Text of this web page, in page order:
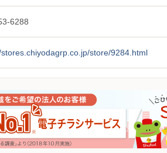
6288
store/9284.html